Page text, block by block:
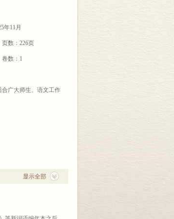
年11月
页数：226页
卷数：1
广大师生、语文工作
显示全部